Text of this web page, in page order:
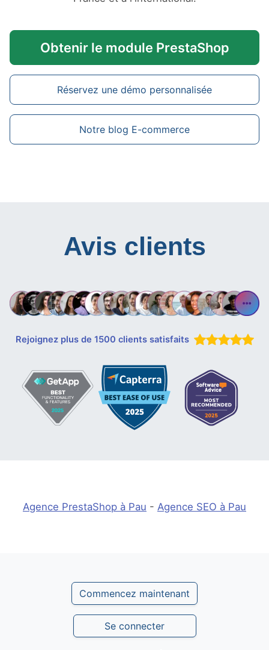
Obtenir le module PrestaShop
Réservez une démo personnalisée
Notre blog E-commerce
Avis clients
Rejoignez plus de 1500 clients satisfaits
Agence PrestaShop à Pau - Agence SEO à Pau
Commencez maintenant
Se connecter